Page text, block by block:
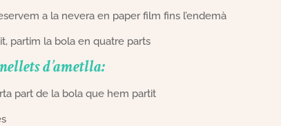
a la nevera en paper film fins l’endemà
partim la bola en quatre parts
d’ametlla:
part de la bola que hem partit